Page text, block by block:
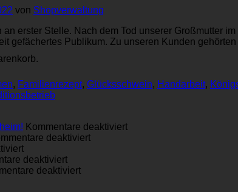
von Shopverwaltung
erster Stelle. Nach dem Tod unserer Großmutter
gefächertes Publikum. Zu unseren Kunden
, Familienrezept, Glücksschwein, Handarbeit,
Kommentare deaktiviertfür
deaktiviertfür
für
Süße
Hüftgold-
deaktiviertfür
Gina
deaktiviertfür